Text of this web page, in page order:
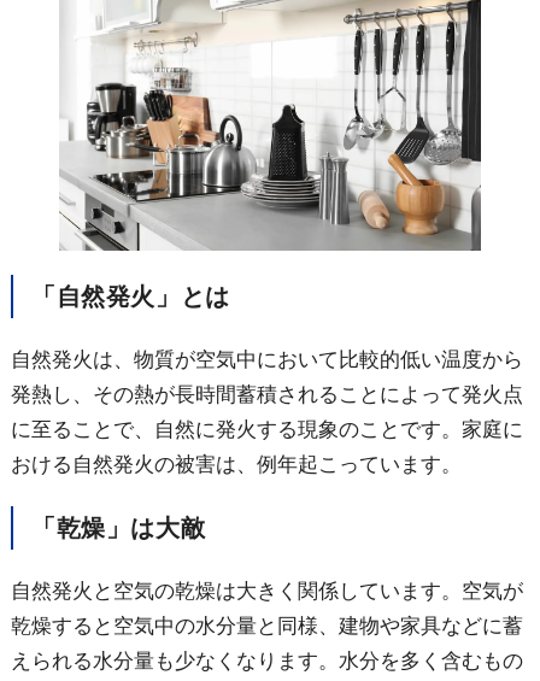
「自然発火」とは
自然発火は、物質が空気中において比較的低い温度から
発熱し、その熱が長時間蓄積されることによって発火点
に至ることで、自然に発火する現象のことです。家庭に
おける自然発火の被害は、例年起こっています。
「乾燥」は大敵
自然発火と空気の乾燥は大きく関係しています。空気が
乾燥すると空気中の水分量と同様、建物や家具などに蓄
えられる水分量も少なくなります。水分を多く含むもの